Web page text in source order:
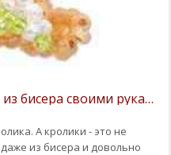
бисера своими руками.
А кролики - это не
из бисера и довольно